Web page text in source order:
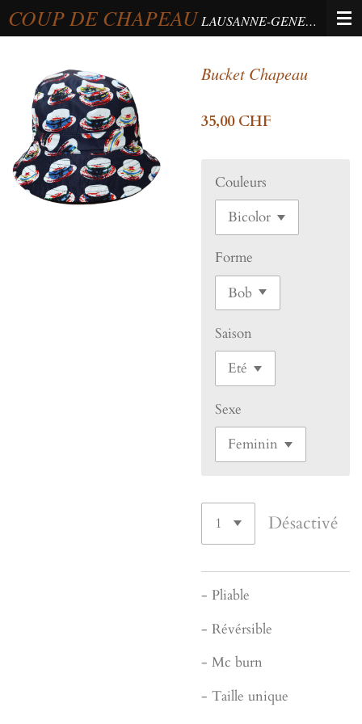
Passer
au
principal
COUP DE CHAPEAU LAUSANNE-GENEVA-BERNE
Bucket Chapeau
35,00 CHF
Couleurs
Forme
Saison
Sexe
Désactivé
- Pliable
- Révérsible
- Mc burn
- Taille unique